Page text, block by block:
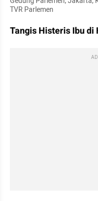
TVR Parlemen
Tangis Histeris Ibu di